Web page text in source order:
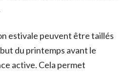
estivale peuvent être taillés
du printemps avant le
active. Cela permet